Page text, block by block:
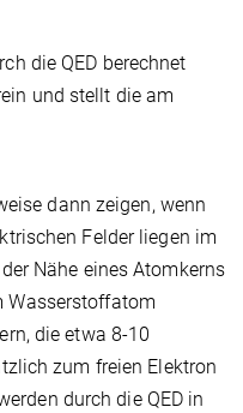
die QED berechnet
und stellt die am
dann zeigen, wenn
Felder liegen im
Nähe eines Atomkerns
Wasserstoffatom
die etwa 8-10
zum freien Elektron
durch die QED in